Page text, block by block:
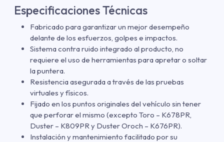
Especificaciones Técnicas
Fabricado para garantizar un mejor desempeño
delante de los esfuerzos, golpes e impactos.
Sistema contra ruido integrado al producto, no
requiere el uso de herramientas para apretar o soltar
la puntera.
Resistencia asegurada a través de las pruebas
virtuales y físicos.
Fijado en los puntos originales del vehículo sin tener
que perforar el mismo (excepto Toro – K678PR,
Duster – K809PR y Duster Oroch – K676PR).
Instalación y mantenimiento facilitado por su